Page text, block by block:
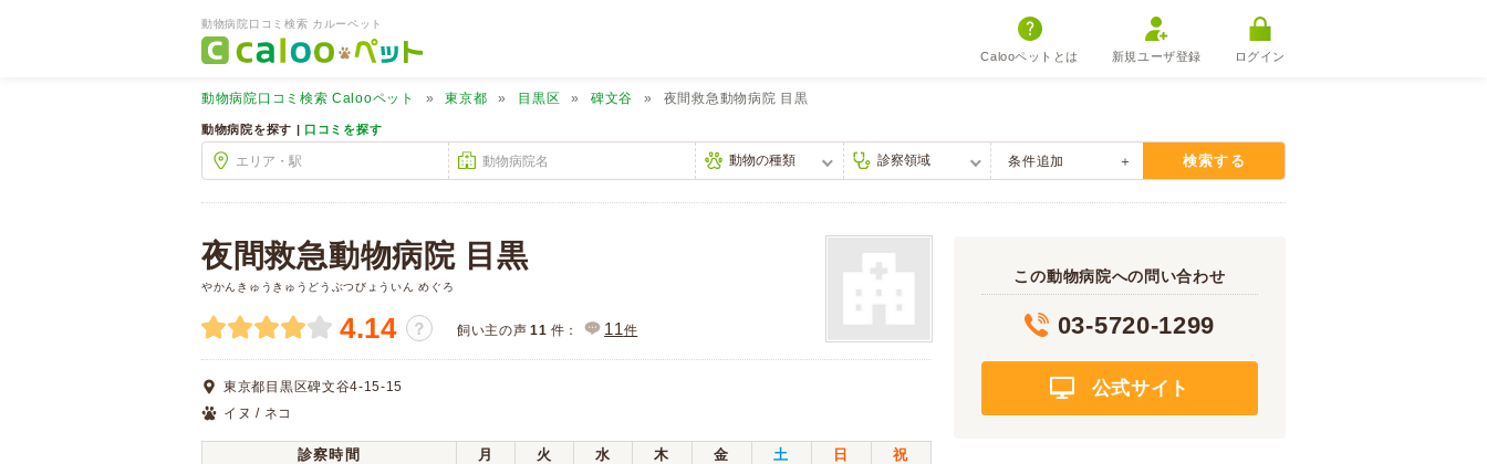
動物病院口コミ検索 カルーペット
Calooペットとは 新規ユーザ登録 ログイン
動物病院口コミ検索 Calooペット 東京都 目黒区 碑文谷 夜間救急動物病院 目黒
動物病院を探す | 口コミを探す
条件追加 検索する
夜間救急動物病院 目黒
やかんきゅうきゅうどうぶつびょういん めぐろ
4.14 ？ 飼い主の声 11 件： 11件
東京都目黒区碑文谷4-15-15
イヌ / ネコ
診察時間 月 火 水 木 金 土 日
祝
この動物病院への問い合わせ
03-5720-1299
公式サイト